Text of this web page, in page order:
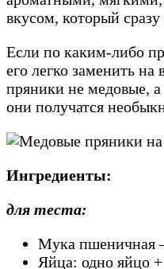
вкусом, который
Если по каким-либо
его легко заменить на
пряники не медовые,
они получатся
Ингредиенты:
для теста:
Мука пшеничная
Яйца: одно яйцо